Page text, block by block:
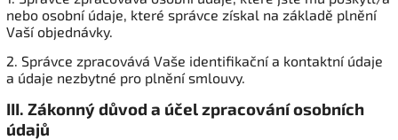
nebo osobní údaje, které správce získal na základě plnění
Vaší objednávky.
2. Správce zpracovává Vaše identifikační a kontaktní údaje
a údaje nezbytné pro plnění smlouvy.
III. Zákonný důvod a účel zpracování osobních
údajů